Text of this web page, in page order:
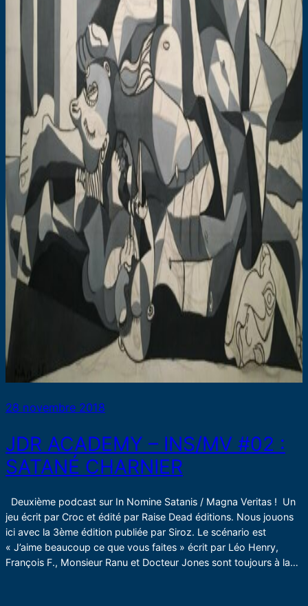
28 novembre 2018
JDR ACADEMY – INS/MV #02 :
SATANÉ CHARNIER
Deuxième podcast sur In Nomine Satanis / Magna Veritas ! Un
jeu écrit par Croc et édité par Raise Dead éditions. Nous jouons
ici avec la 3ème édition publiée par Siroz. Le scénario est
« J’aime beaucoup ce que vous faites » écrit par Léo Henry,
François F., Monsieur Ranu et Docteur Jones sont toujours à la…